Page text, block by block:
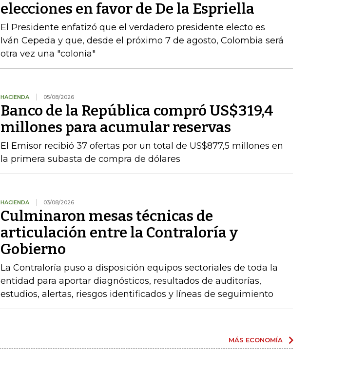
elecciones en favor de De la Espriella
El Presidente enfatizó que el verdadero presidente electo es
Iván Cepeda y que, desde el próximo 7 de agosto, Colombia será
otra vez una "colonia"
HACIENDA 05/08/2026
Banco de la República compró US$319,4
millones para acumular reservas
El Emisor recibió 37 ofertas por un total de US$877,5 millones en
la primera subasta de compra de dólares
HACIENDA 03/08/2026
Culminaron mesas técnicas de
articulación entre la Contraloría y
Gobierno
La Contraloría puso a disposición equipos sectoriales de toda la
entidad para aportar diagnósticos, resultados de auditorías,
estudios, alertas, riesgos identificados y líneas de seguimiento
MÁS ECONOMÍA